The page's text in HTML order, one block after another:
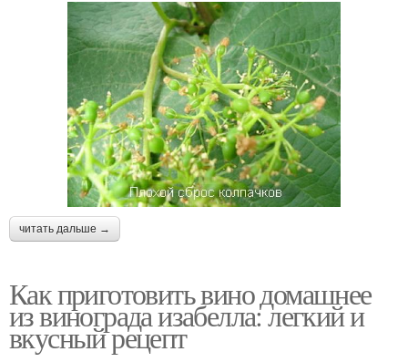
читать дальше →
Как приготовить вино домашнее
из винограда изабелла: легкий и
вкусный рецепт